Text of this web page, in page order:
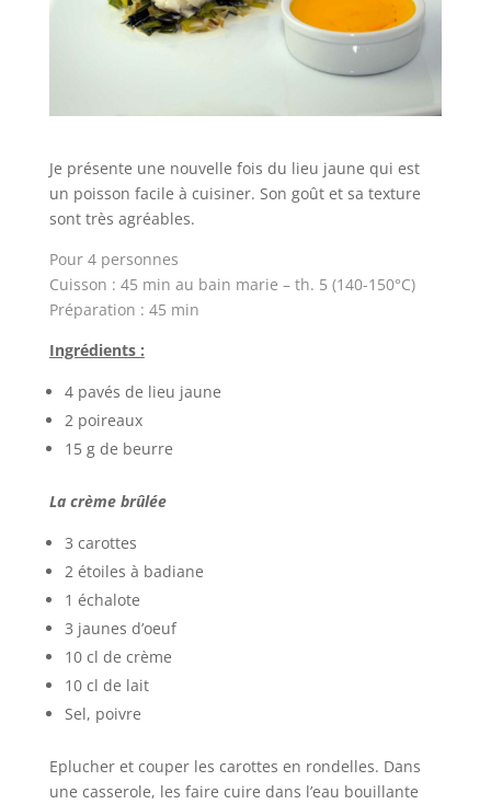
Je présente une nouvelle fois du lieu jaune qui est
un poisson facile à cuisiner. Son goût et sa texture
sont très agréables.
Pour 4 personnes
Cuisson : 45 min au bain marie – th. 5 (140-150°C)
Préparation : 45 min
Ingrédients :
4 pavés de lieu jaune
2 poireaux
15 g de beurre
La crème brûlée
3 carottes
2 étoiles à badiane
1 échalote
3 jaunes d’oeuf
10 cl de crème
10 cl de lait
Sel, poivre
Eplucher et couper les carottes en rondelles. Dans
une casserole, les faire cuire dans l’eau bouillante